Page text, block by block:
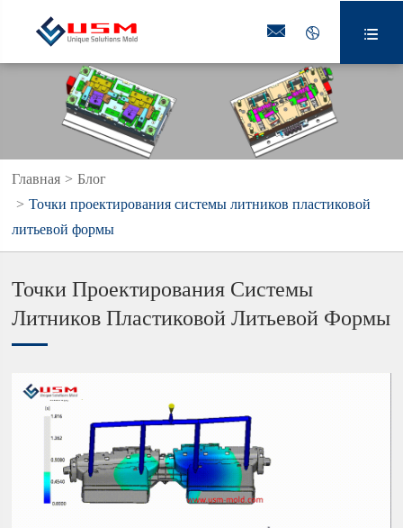
  
Главная
Блог
Точки проектирования системы литников пластиковой
литьевой формы
Точки Проектирования Системы
Литников Пластиковой Литьевой Формы